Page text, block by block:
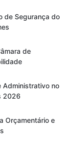
de Segurança do
de
Administrativo no
2026
Orçamentário e